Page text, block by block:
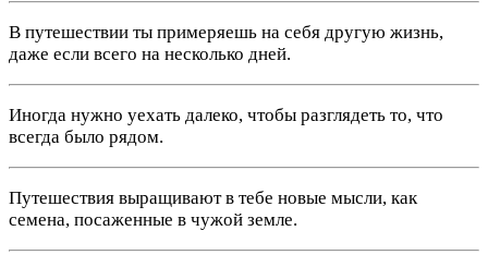
В путешествии ты примеряешь на себя другую жизнь,
даже если всего на несколько дней.
Иногда нужно уехать далеко, чтобы разглядеть то, что
всегда было рядом.
Путешествия выращивают в тебе новые мысли, как
семена, посаженные в чужой земле.